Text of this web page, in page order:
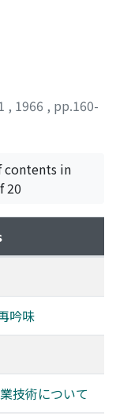
, 1966 , pp.160-
contents in
20
吟味
技術について